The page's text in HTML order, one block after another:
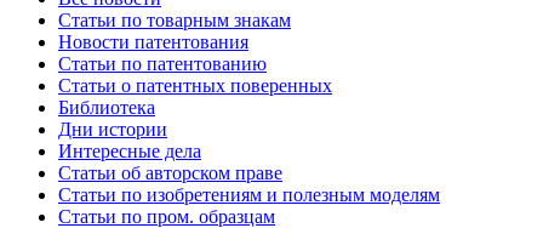
Статьи по товарным знакам
Новости патентования
Статьи по патентованию
Статьи о патентных поверенных
Библиотека
Дни истории
Интересные дела
Статьи об авторском праве
Статьи по изобретениям и полезным моделям
Статьи по пром. образцам